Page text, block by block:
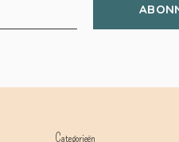
Categorieën